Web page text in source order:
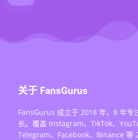
关于 FansGurus
FansGurus 成立于 2018 年，8 年专
长。覆盖 Instagram、TikTok、
Telegram、Facebook、Binance 等